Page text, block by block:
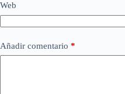
Web
Añadir comentario *